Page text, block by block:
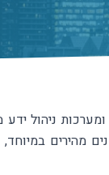
ניהול ידע
מהירים